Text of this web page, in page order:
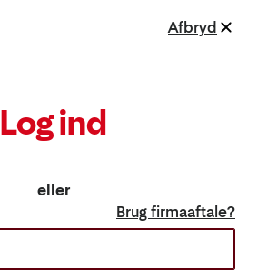
Log ind
eller
Brug firmaaftale?
Afbryd